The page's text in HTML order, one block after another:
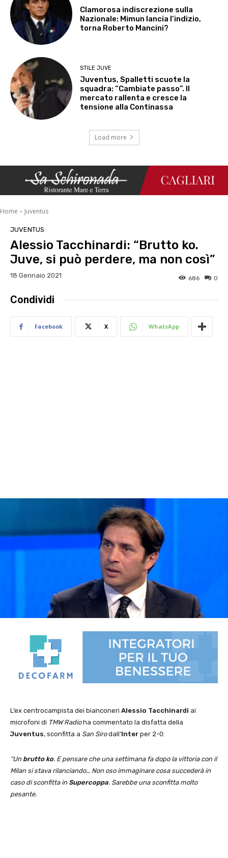
Clamorosa indiscrezione sulla
Nazionale: Mimun lancia l’indizio,
torna Roberto Mancini?
STILE JUVE
Juventus, Spalletti scuote la
squadra: “Cambiate passo”. Il
mercato rallenta e cresce la
tensione alla Continassa
Load more